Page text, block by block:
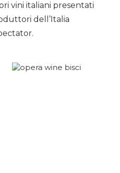
vini italiani presentati
dell’Italia